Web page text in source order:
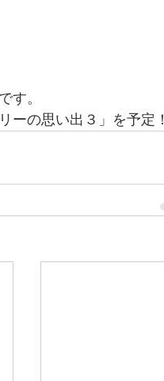
す。
ーの思い出３」を予定！